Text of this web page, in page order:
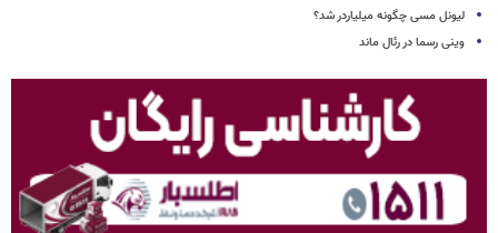
لیونل مسی چگونه میلیاردر شد؟
وینی رسما در رئال ماند